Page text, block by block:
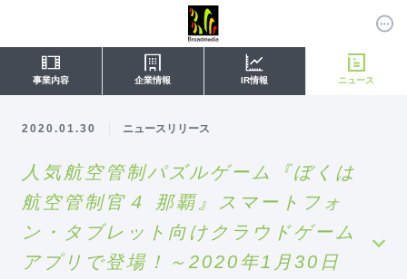
事業内容 企業情報 IR情報 ニュース
2020.01.30 ニュースリリース
人気航空管制パズルゲーム『ぼくは
航空管制官４ 那覇』スマートフォ
ン・タブレット向けクラウドゲーム
アプリで登場！～2020年1月30日